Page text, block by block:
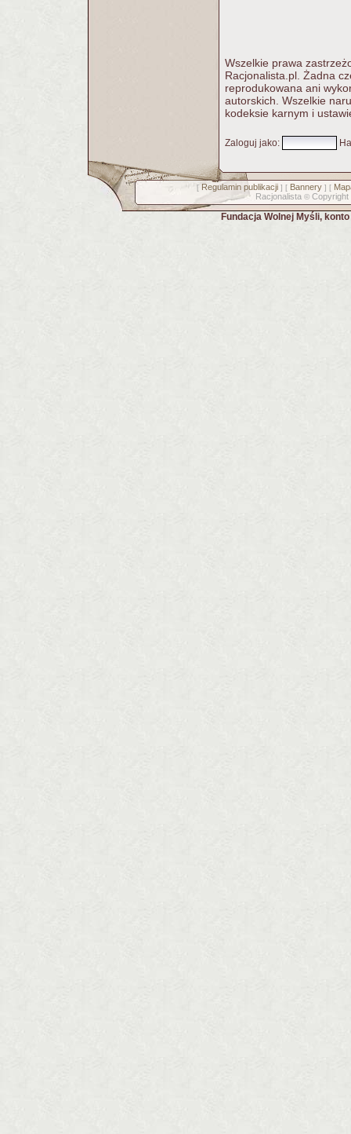
Wszelkie prawa
Racjonalista.pl. Żadna
reprodukowana ani
autorskich. Wszelkie
kodeksie karnym i
Zaloguj jako:
[ Regulamin publikacji] [ Bannery] [
Racjonalista © Copyright
Fundacja Wolnej Myśli,